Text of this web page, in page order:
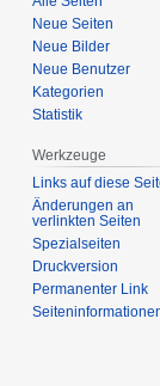
Neue Seiten
Neue Bilder
Neue Benutzer
Kategorien
Statistik
Werkzeuge
Links auf diese
Änderungen an
verlinkten Seiten
Spezialseiten
Druckversion
Permanenter Link